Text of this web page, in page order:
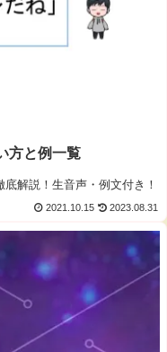
方と例一覧
解説！生音声・例文付き！
2021.10.15 2023.08.31